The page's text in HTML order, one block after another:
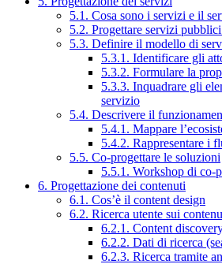
5.1. Cosa sono i servizi e il
5.2. Progettare servizi
5.3. Definire il modello di
5.3.1. Identificare gli
5.3.2. Formulare la
5.3.3. Inquadrare gli
servizio
5.4. Descrivere il
5.4.1. Mappare
5.4.2. Rappresentare i
5.5. Co-progettare le soluzioni
5.5.1. Workshop di co-
6. Progettazione dei contenuti
6.1. Cos’è il content design
6.2. Ricerca utente sui
6.2.1. Content
6.2.2. Dati di ricerca
6.2.3. Ricerca tramite